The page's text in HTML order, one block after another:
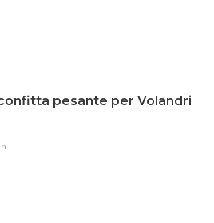
pesante per Volandri